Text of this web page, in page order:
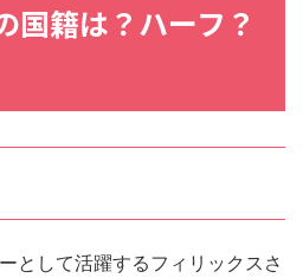
国籍は？ハーフ ？
として活躍するフィリックスさ